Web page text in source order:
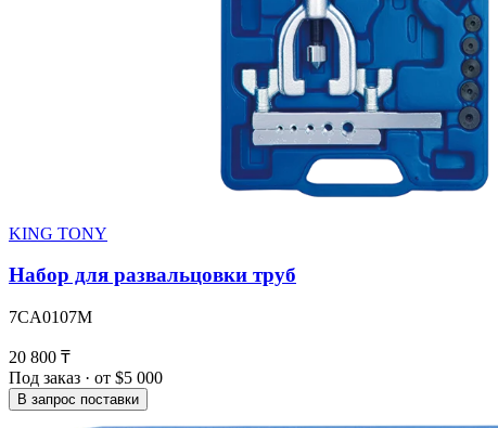
KING TONY
Набор для развальцовки труб
7CA0107M
20 800 ₸
Под заказ · от $5 000
В запрос поставки